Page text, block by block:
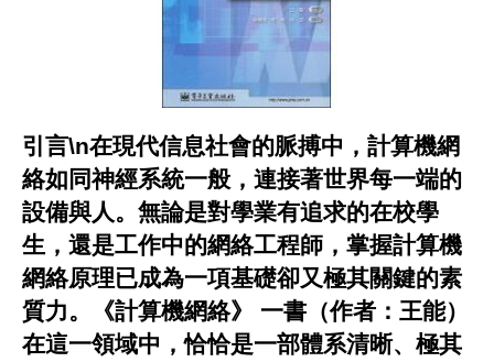
引言\n在現代信息社會的脈搏中，計算機網
絡如同神經系統一般，連接著世界每一端的
設備與人。無論是對學業有追求的在校學
生，還是工作中的網絡工程師，掌握計算機
網絡原理已成為一項基礎卻又極其關鍵的素
質力。
《計算機網絡》
一書（作者：王能）
在這一領域中，恰恰是一部體系清晰、極其